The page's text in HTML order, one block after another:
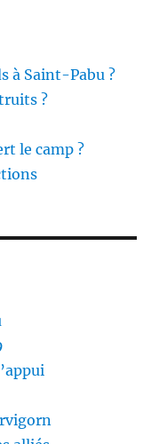
à Saint-Pabu ?
?
le camp ?